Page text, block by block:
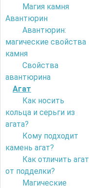
Магия камня
Авантюрин
Авантюрин:
магические свойства
камня
Свойства
авантюрина
Агат
Как носить
кольца и серьги из
агата?
Кому подходит
камень агат?
Как отличить агат
от подделки?
Магические